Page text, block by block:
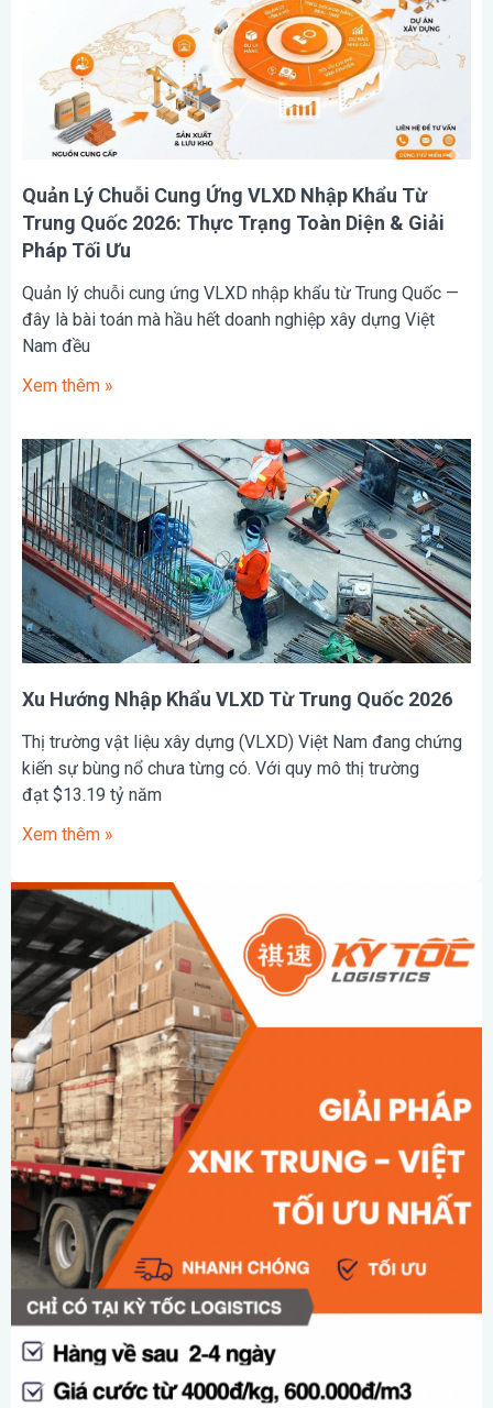
Quản Lý Chuỗi Cung Ứng VLXD Nhập Khẩu Từ
Trung Quốc 2026: Thực Trạng Toàn Diện & Giải
Pháp Tối Ưu
Quản lý chuỗi cung ứng VLXD nhập khẩu từ Trung Quốc —
đây là bài toán mà hầu hết doanh nghiệp xây dựng Việt
Nam đều
Xem thêm »
Xu Hướng Nhập Khẩu VLXD Từ Trung Quốc 2026
Thị trường vật liệu xây dựng (VLXD) Việt Nam đang chứng
kiến sự bùng nổ chưa từng có. Với quy mô thị trường
đạt $13.19 tỷ năm
Xem thêm »